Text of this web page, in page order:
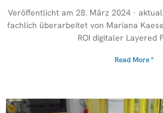
Veröffentlicht am 28. März 2024 ·
fachlich überarbeitet von Mariana
ROI digitaler Layered
Read More "